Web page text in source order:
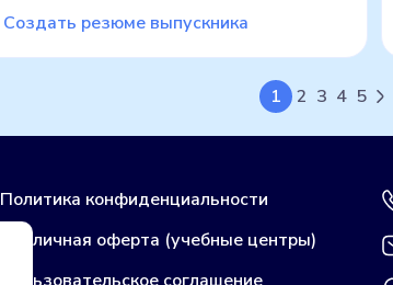
Создать резюме выпускника
1 2 3 4 5
Политика конфиденциальности
Публичная оферта (учебные центры)